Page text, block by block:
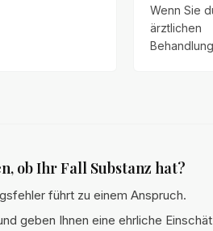
Wenn Sie
ärztlichen
Bemessung
ob Ihr Fall Substanz hat?
führt zu einem Anspruch.
geben Ihnen eine ehrliche